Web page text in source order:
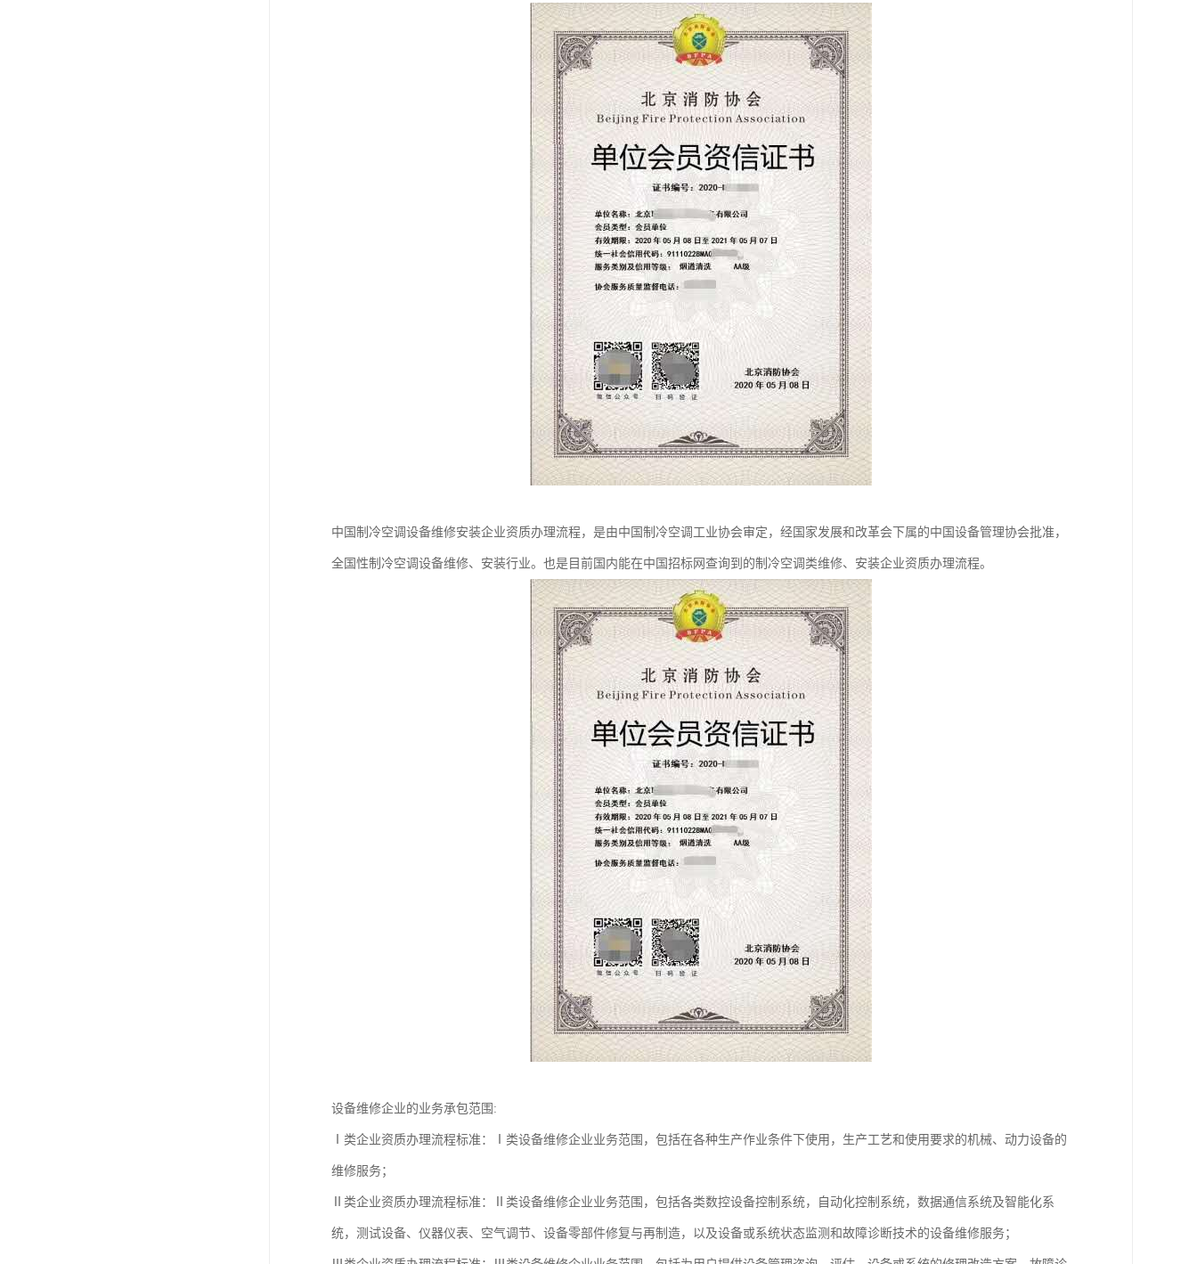
中国制冷空调设备维修安装企业资质办理流程，是由中国制冷空调工业协会审定，经国家发展和改革会下属的中国设备管理协会批准，
全国性制冷空调设备维修、安装行业。也是目前国内能在中国招标网查询到的制冷空调类维修、安装企业资质办理流程。
设备维修企业的业务承包范围:
Ⅰ类企业资质办理流程标准：Ⅰ类设备维修企业业务范围，包括在各种生产作业条件下使用，生产工艺和使用要求的机械、动力设备的
维修服务；
Ⅱ类企业资质办理流程标准：Ⅱ类设备维修企业业务范围，包括各类数控设备控制系统，自动化控制系统，数据通信系统及智能化系
统，测试设备、仪器仪表、空气调节、设备零部件修复与再制造，以及设备或系统状态监测和故障诊断技术的设备维修服务；